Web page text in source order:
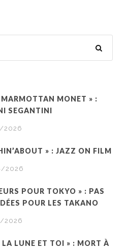
MARMOTTAN MONET » :
SEGANTINI
2026
» : JAZZ ON FILM
2026
POUR TOKYO » : PAS
POUR LES TAKANO
2026
LA LUNE ET TOI » : MORT À